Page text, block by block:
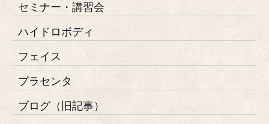
セミナー・講習会
ハイドロボディ
フェイス
プラセンタ
ブログ（旧記事）